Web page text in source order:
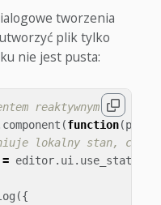
tworzenia
plik tylko
nie jest pusta:
reaktywnym
component (function(props
lokalny stan, czyli
= editor. ui . use_state
({